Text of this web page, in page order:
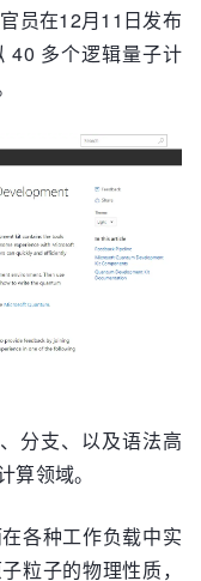
员在12月11日发布
40 多个逻辑量子计
分支、以及语法高
领域。
各种工作负载中实
粒子的物理性质，